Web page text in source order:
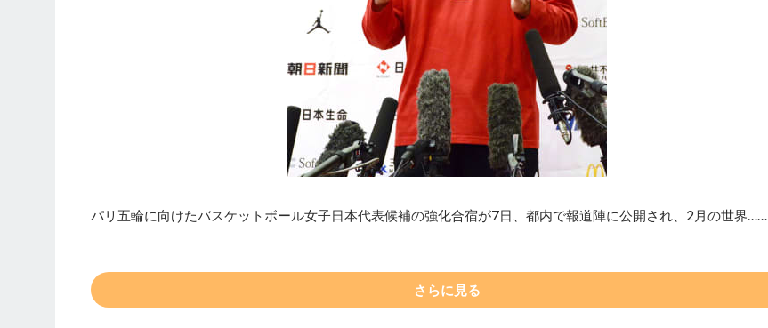
パリ五輪に向けたバスケットボール女子日本代表候補の強化合宿が7日、都内で報道陣に公開され、2月の世界……
さらに見る